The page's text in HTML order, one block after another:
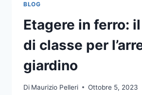
BLOG
Etagere in ferro:
di classe per
giardino
Di Maurizio Pelleri Ottobre 5, 2023